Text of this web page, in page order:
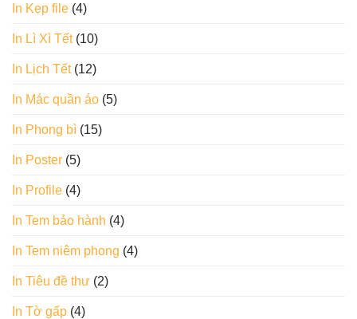
In Kẹp file (4)
In Lì Xì Tết(10)
In Lịch Tết(12)
In Mác quần áo (5)
In Phong bì (15)
In Poster (5)
In Profile (4)
In Tem bảo hành (4)
In Tem niêm phong (4)
In Tiêu đề thư (2)
In Tờ gấp (4)